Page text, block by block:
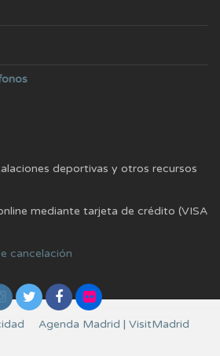
deportivas y otros recursos
mediante tarjeta de crédito (VISA
cancelación
Agenda Madrid | VisitMadrid